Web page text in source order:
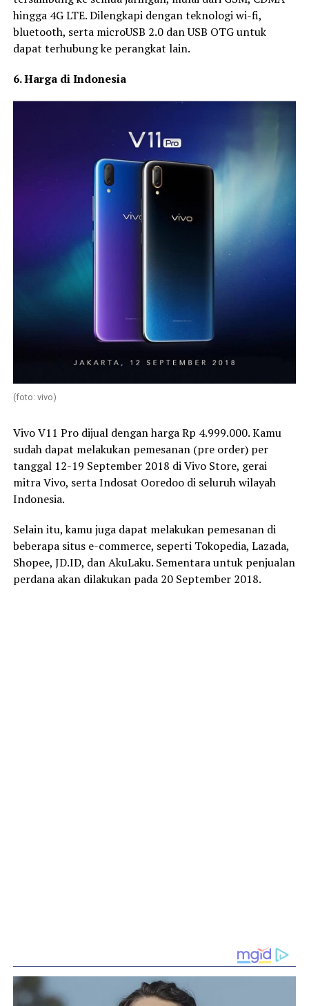
hingga 4G LTE. Dilengkapi dengan teknologi wi-fi,
bluetooth, serta microUSB 2.0 dan USB OTG untuk
dapat terhubung ke perangkat lain.
6. Harga di Indonesia
(foto: vivo)
Vivo V11 Pro dijual dengan harga Rp 4.999.000. Kamu
sudah dapat melakukan pemesanan (pre order) per
tanggal 12-19 September 2018 di Vivo Store, gerai
mitra Vivo, serta Indosat Ooredoo di seluruh wilayah
Indonesia.
Selain itu, kamu juga dapat melakukan pemesanan di
beberapa situs e-commerce, seperti Tokopedia, Lazada,
Shopee, JD.ID, dan AkuLaku. Sementara untuk penjualan
perdana akan dilakukan pada 20 September 2018.